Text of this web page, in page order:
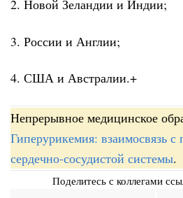
2. Новой Зеландии и Индии;
3. России и Англии;
4. США и Австралии.+
Непрерывное медицинское
Гиперурикемия: взаимосвязь
сердечно-сосудистой системы.
Поделитесь с коллегами